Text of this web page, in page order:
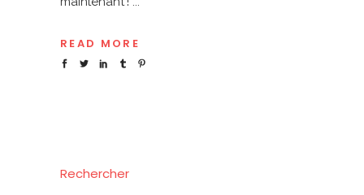
READ MORE
Rechercher